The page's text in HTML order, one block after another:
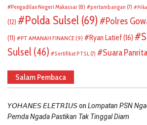
Pengadilan Negeri Makassar (8) pertambangan (7)
(12)
Polda Sulsel (69) Polres
(11)
PT AMANAH FINANCE(9) Ryan Latief(16)
Sulsel (46) Sertifikat PTSL (7) Suara
Salam Pembaca
𝘠𝘖𝘏𝘈𝘕𝘌𝘚 𝘌𝘓𝘌𝘛𝘙𝘐𝘜𝘚on Lompatan PSN
Pemda Ngada Pastikan Tak Tinggal Diam